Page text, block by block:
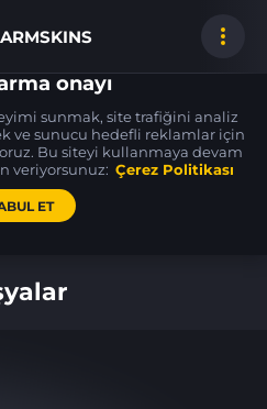
Auto
FT
Desert Eagle
Trigger Discipline
onayı
sunmak, site trafiğini analiz
ve sunucu hedefli reklamlar için
Bu siteyi kullanmaya devam
veriyorsunuz: Çerez Politikası
ET